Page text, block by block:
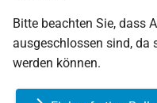
Bitte beachten Sie, dass
ausgeschlossen sind, da
werden können.